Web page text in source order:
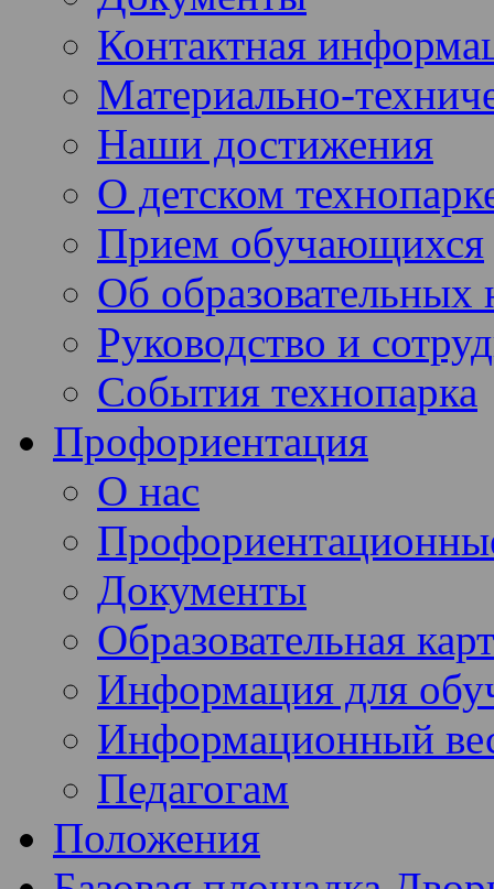
Контактная
Материально-
Наши достижения
О детском
Прием обучающихся
Об образовательных
Руководство и
События технопарка
Профориентация
О нас
Документы
Образовательная
Информация для
Информационный
Педагогам
Положения